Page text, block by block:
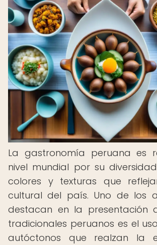
La gastronomía peruana es
nivel mundial por su
colores y texturas que
cultural del país. Uno de los
destacan en la presentación
tradicionales peruanos es el
autóctonos que realzan la